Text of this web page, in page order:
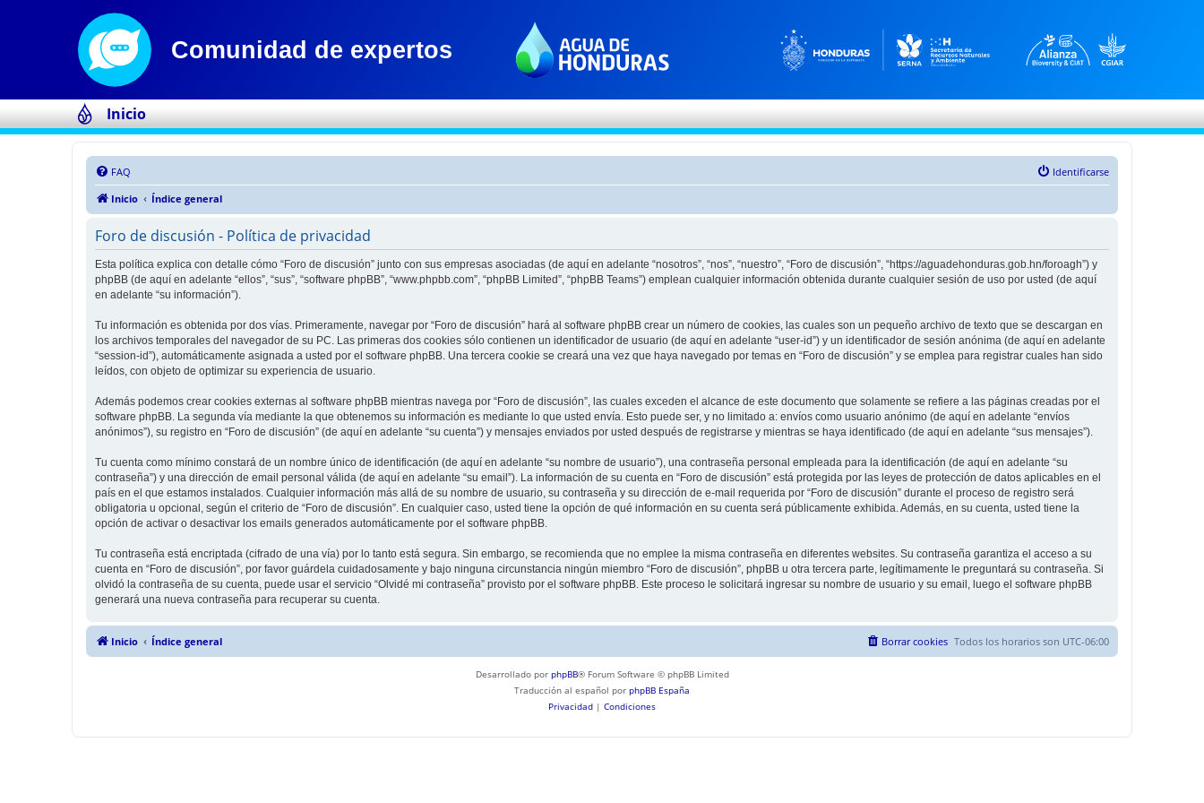
Inicio
FAQ
Identificarse
Inicio
Índice general
Foro de discusión - Política de privacidad
Esta política explica con detalle cómo “Foro de discusión” junto con sus empresas asociadas (de aquí en adelante “nosotros”, “nos”, “nuestro”, “Foro de discusión”, “https://aguadehonduras.gob.hn/foroagh”) y
phpBB (de aquí en adelante “ellos”, “sus”, “software phpBB”, “www.phpbb.com”, “phpBB Limited”, “phpBB Teams”) emplean cualquier información obtenida durante cualquier sesión de uso por usted (de aquí
en adelante “su información”).
Tu información es obtenida por dos vías. Primeramente, navegar por “Foro de discusión” hará al software phpBB crear un número de cookies, las cuales son un pequeño archivo de texto que se descargan en
los archivos temporales del navegador de su PC. Las primeras dos cookies sólo contienen un identificador de usuario (de aquí en adelante “user-id”) y un identificador de sesión anónima (de aquí en adelante
“session-id”), automáticamente asignada a usted por el software phpBB. Una tercera cookie se creará una vez que haya navegado por temas en “Foro de discusión” y se emplea para registrar cuales han sido
leídos, con objeto de optimizar su experiencia de usuario.
Además podemos crear cookies externas al software phpBB mientras navega por “Foro de discusión”, las cuales exceden el alcance de este documento que solamente se refiere a las páginas creadas por el
software phpBB. La segunda vía mediante la que obtenemos su información es mediante lo que usted envía. Esto puede ser, y no limitado a: envíos como usuario anónimo (de aquí en adelante “envíos
anónimos”), su registro en “Foro de discusión” (de aquí en adelante “su cuenta”) y mensajes enviados por usted después de registrarse y mientras se haya identificado (de aquí en adelante “sus mensajes”).
Tu cuenta como mínimo constará de un nombre único de identificación (de aquí en adelante “su nombre de usuario”), una contraseña personal empleada para la identificación (de aquí en adelante “su
contraseña”) y una dirección de email personal válida (de aquí en adelante “su email”). La información de su cuenta en “Foro de discusión” está protegida por las leyes de protección de datos aplicables en el
país en el que estamos instalados. Cualquier información más allá de su nombre de usuario, su contraseña y su dirección de e-mail requerida por “Foro de discusión” durante el proceso de registro será
obligatoria u opcional, según el criterio de “Foro de discusión”. En cualquier caso, usted tiene la opción de qué información en su cuenta será públicamente exhibida. Además, en su cuenta, usted tiene la
opción de activar o desactivar los emails generados automáticamente por el software phpBB.
Tu contraseña está encriptada (cifrado de una vía) por lo tanto está segura. Sin embargo, se recomienda que no emplee la misma contraseña en diferentes websites. Su contraseña garantiza el acceso a su
cuenta en “Foro de discusión”, por favor guárdela cuidadosamente y bajo ninguna circunstancia ningún miembro “Foro de discusión”, phpBB u otra tercera parte, legítimamente le preguntará su contraseña. Si
olvidó la contraseña de su cuenta, puede usar el servicio “Olvidé mi contraseña” provisto por el software phpBB. Este proceso le solicitará ingresar su nombre de usuario y su email, luego el software phpBB
generará una nueva contraseña para recuperar su cuenta.
Inicio Índice general Todos los horarios son UTC-06:00
Borrar cookies
Desarrollado por phpBB® Forum Software © phpBB Limited
Traducción al español por phpBB España
Privacidad | Condiciones